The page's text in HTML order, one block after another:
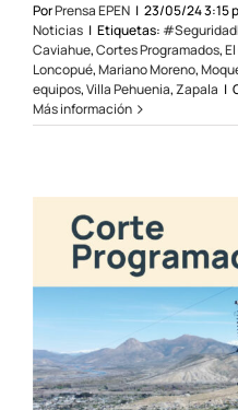
PorPrensa EPEN | 23/05/24 3:15
Noticias | Etiquetas:
Caviahue,Cortes Programados,
Loncopué,Mariano Moreno,
equipos,Villa Pehuenia,Zapala |
Más información